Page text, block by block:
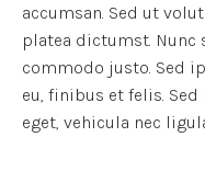
accumsan. Sed ut
platea dictumst. Nunc
commodo justo. Sed
eu, finibus et felis.
eget, vehicula nec